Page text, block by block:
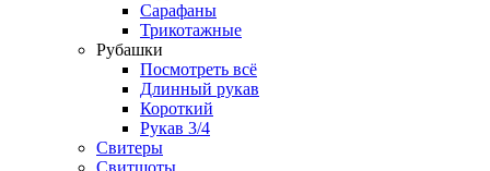
Сарафаны
Трикотажные
Рубашки
Посмотреть всё
Длинный рукав
Короткий
Рукав 3/4
Свитеры
Свитшоты